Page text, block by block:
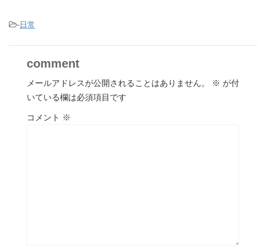
- 日常
comment
メールアドレスが公開されることはありません。 ※ が付
いている欄は必須項目です
コメント ※